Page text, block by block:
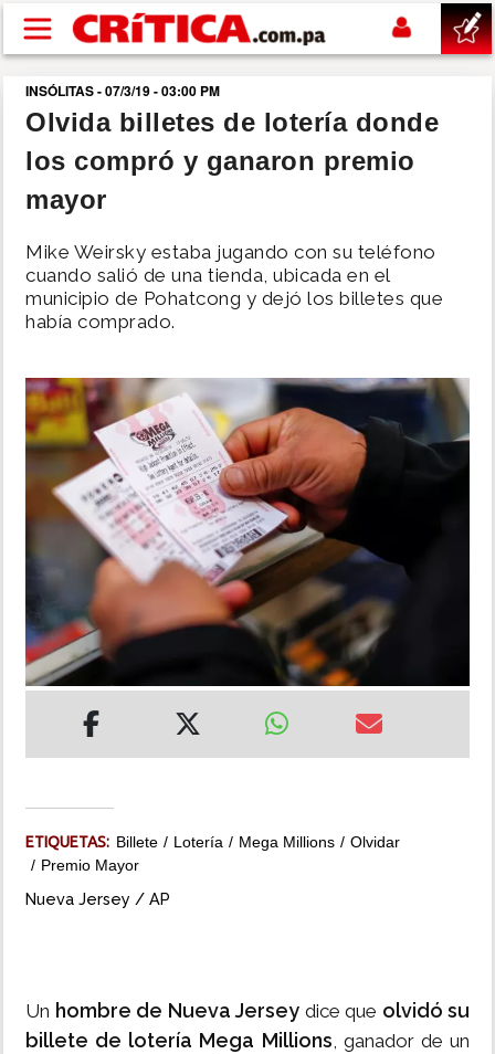
Pasar al contenido principal
buscar
SUCESOS
POLÍTICA
DEPORTES
MUNDO
INSÓLITAS
MULTIMEDIA
IMPRESO
INSÓLITAS - 07/3/19 - 03:00 PM
Olvida billetes de lotería donde
los compró y ganaron premio
mayor
Mike Weirsky estaba jugando con su teléfono
cuando salió de una tienda, ubicada en el
municipio de Pohatcong y dejó los billetes que
había comprado.
ETIQUETAS: Billete Lotería Mega Millions
Olvidar
Premio Mayor
Nueva Jersey / AP
Un hombre de Nueva Jersey dice que olvidó su
billete de lotería Mega Millions, ganador de un